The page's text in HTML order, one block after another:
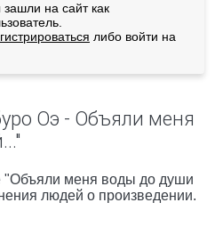
на сайт как
либо войти на
Оэ - Объяли меня
"Объяли меня воды до души
людей о произведении.